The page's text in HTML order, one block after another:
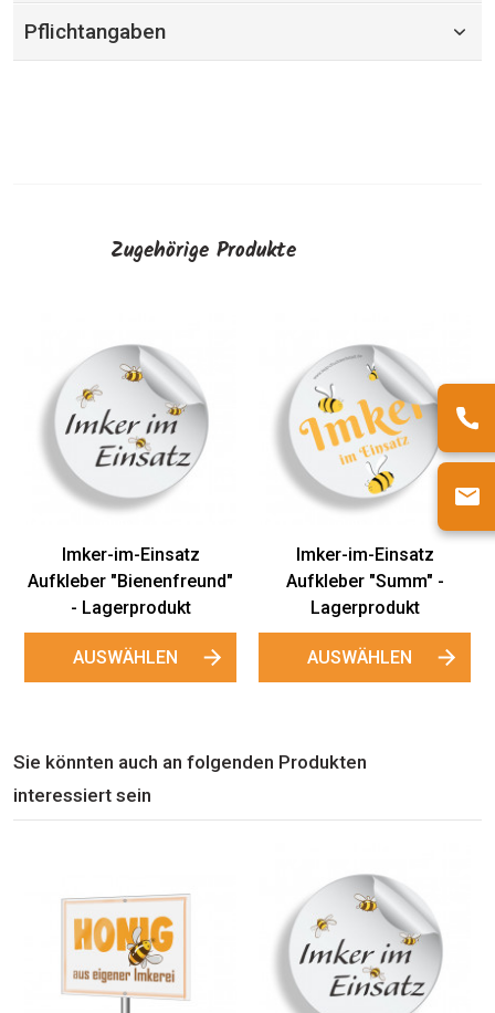
Pflichtangaben
Zugehörige Produkte
Imker-im-Einsatz
Aufkleber "Bienenfreund"
- Lagerprodukt
AUSWÄHLEN
Imker-im-Einsatz
Aufkleber "Summ" -
Lagerprodukt
AUSWÄHLEN
Sie könnten auch an folgenden Produkten
interessiert sein